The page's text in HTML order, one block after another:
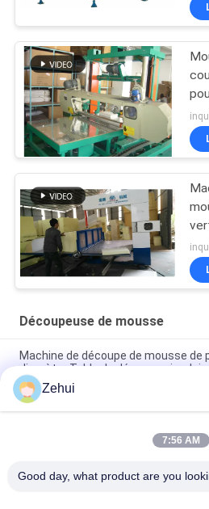
Découpeuse de mousse
Machine de découpe de mousse de
diamètre Table de découpe
Machine de découpe de mousse à
longueur de lame de 10000 mm et
Découpeuse rigide horizontale de
Zehui
7:56 AM
Good day, what product are you